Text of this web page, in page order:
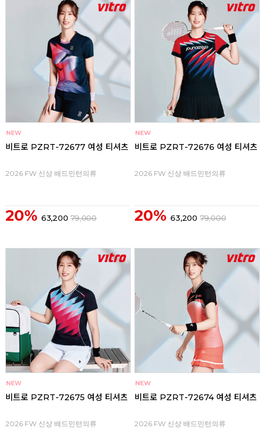
비트로 PZRT-72677 여성 티셔츠
2026 FW 신상 배드민턴의류
20% 63,200 79,000
비트로 PZRT-72676 여성 티셔츠
2026 FW 신상 배드민턴의류
20% 63,200 79,000
비트로 PZRT-72675 여성 티셔츠
2026 FW 신상 배드민턴의류
비트로 PZRT-72674 여성 티셔츠
2026 FW 신상 배드민턴의류